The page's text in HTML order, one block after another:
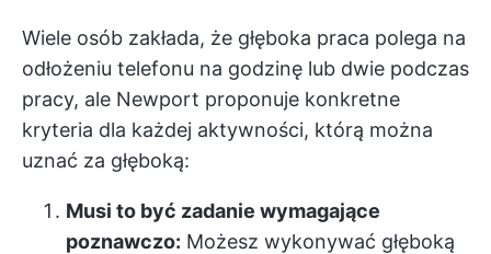
Wiele osób zakłada, że głęboka praca polega na
odłożeniu telefonu na godzinę lub dwie podczas
pracy, ale Newport proponuje konkretne
kryteria dla każdej aktywności, którą można
uznać za głęboką:
Musi to być zadanie wymagające
poznawczo: Możesz wykonywać głęboką